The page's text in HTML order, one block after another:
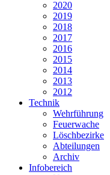
2020
2019
2018
2017
2016
2015
2014
2013
2012
Technik
Wehrführung
Feuerwache
Löschbezirke
Abteilungen
Archiv
Infobereich